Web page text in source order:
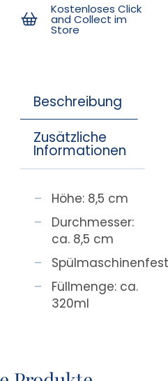
Kostenloses Click
and Collect im
Store
Beschreibung
Zusätzliche
Informationen
Höhe: 8,5 cm
Durchmesser:
ca. 8,5 cm
Füllmenge: ca.
320ml